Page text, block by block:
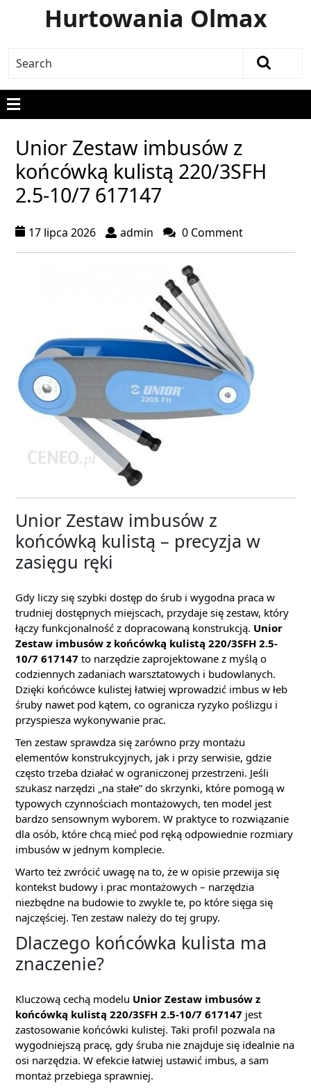
Hurtowania Olmax
Unior Zestaw imbusów z
końcówką kulistą 220/3SFH
2.5-10/7 617147
17 lipca 2026 admin 0 Comment
Unior Zestaw imbusów z
końcówką kulistą – precyzja w
zasięgu ręki
Gdy liczy się szybki dostęp do śrub i wygodna praca w
trudniej dostępnych miejscach, przydaje się zestaw, który
łączy funkcjonalność z dopracowaną konstrukcją. Unior
Zestaw imbusów z końcówką kulistą 220/3SFH 2.5-
10/7 617147 to narzędzie zaprojektowane z myślą o
codziennych zadaniach warsztatowych i budowlanych.
Dzięki końcówce kulistej łatwiej wprowadzić imbus w łeb
śruby nawet pod kątem, co ogranicza ryzyko poślizgu i
przyspiesza wykonywanie prac.
Ten zestaw sprawdza się zarówno przy montażu
elementów konstrukcyjnych, jak i przy serwisie, gdzie
często trzeba działać w ograniczonej przestrzeni. Jeśli
szukasz narzędzi „na stałe” do skrzynki, które pomogą w
typowych czynnościach montażowych, ten model jest
bardzo sensownym wyborem. W praktyce to rozwiązanie
dla osób, które chcą mieć pod ręką odpowiednie rozmiary
imbusów w jednym komplecie.
Warto też zwrócić uwagę na to, że w opisie przewija się
kontekst budowy i prac montażowych – narzędzia
niezbędne na budowie to zwykle te, po które sięga się
najczęściej. Ten zestaw należy do tej grupy.
Dlaczego końcówka kulista ma
znaczenie?
Kluczową cechą modelu Unior Zestaw imbusów z
końcówką kulistą 220/3SFH 2.5-10/7 617147 jest
zastosowanie końcówki kulistej. Taki profil pozwala na
wygodniejszą pracę, gdy śruba nie znajduje się idealnie na
osi narzędzia. W efekcie łatwiej ustawić imbus, a sam
montaż przebiega sprawniej.